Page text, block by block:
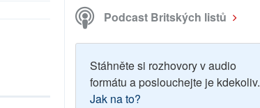
Podcast Britských listů
Stáhněte si rozhovory v audio
formátu a poslouchejte je kdekoliv.
Jak na to?